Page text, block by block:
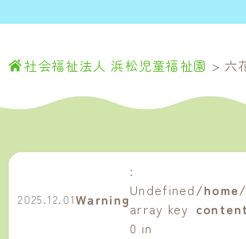
社会福祉法人 浜松児童福祉園 > 六
2025.12.01Warning
:
Undefined
array key
0 in
/